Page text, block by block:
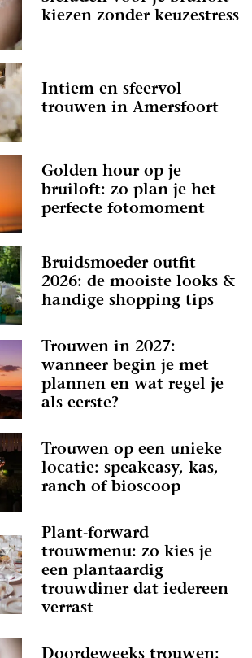
kiezen zonder keuzestress
Intiem en sfeervol
trouwen in Amersfoort
Golden hour op je
bruiloft: zo plan je het
perfecte fotomoment
Bruidsmoeder outfit
2026: de mooiste looks &
handige shopping tips
Trouwen in 2027:
wanneer begin je met
plannen en wat regel je
als eerste?
Trouwen op een unieke
locatie: speakeasy, kas,
ranch of bioscoop
Plant-forward
trouwmenu: zo kies je
een plantaardig
trouwdiner dat iedereen
verrast